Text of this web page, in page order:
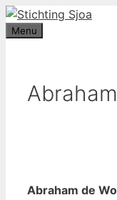
Ga
naar
Menu
Abraham de
De Stichting Sjoa
in behandeling.